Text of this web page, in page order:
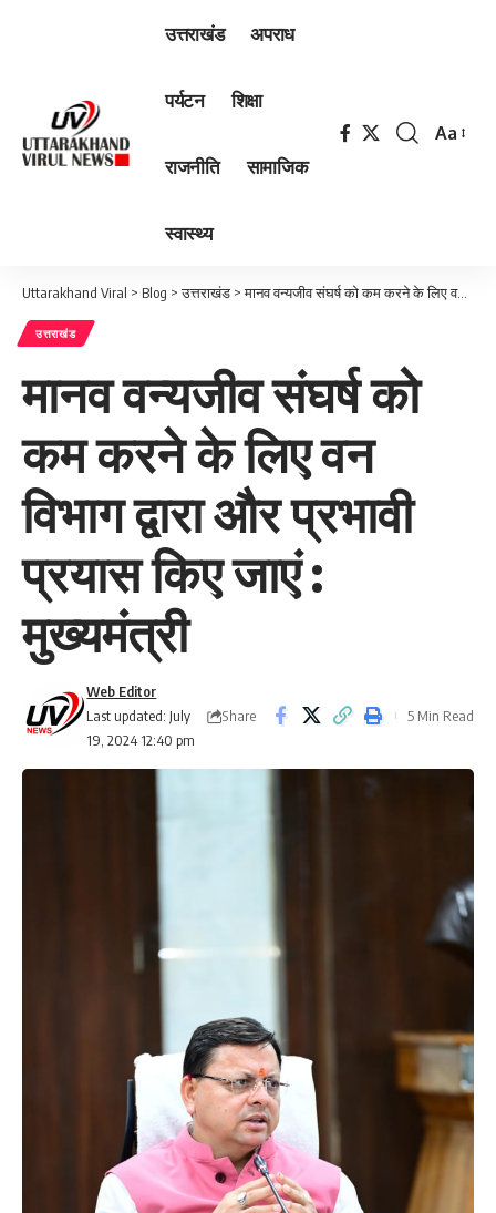
उत्तराखंड अपराध
पर्यटन शिक्षा
राजनीति सामाजिक
स्वास्थ्य
Font
Aa
Uttarakhand Viral > Blog >उत्तराखंड >मानव वन्यजीव संघर्ष को कम करने के लिए वन विभाग द्वारा और प्रभावी प्रयास किए जाएं : मुख्यमंत्री
उत्तराखंड
मानव वन्यजीव संघर्ष को
कम करने के लिए वन
विभाग द्वारा और प्रभावी
प्रयास किए जाएं :
मुख्यमंत्री
Last updated: July
19, 2024 12:40 pm
Web Editor
Share
5 Min Read